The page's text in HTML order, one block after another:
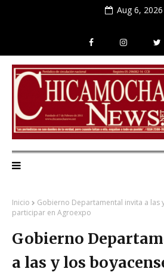
Aug 6, 2026
Inicio
Gobierno Departamental invita a las
participar en Agroexpo
Gobierno
a las y los